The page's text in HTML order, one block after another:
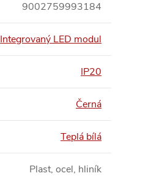
9002759993184
Integrovaný LED modul
IP20
Černá
Teplá bílá
Plast, ocel, hliník